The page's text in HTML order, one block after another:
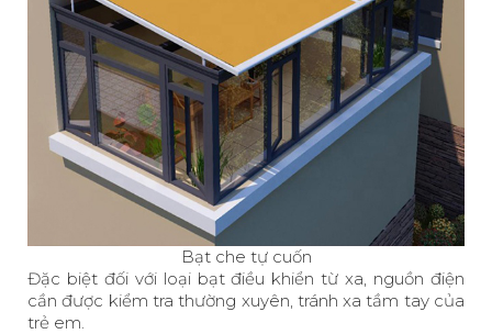
Bạt che tự cuốn
Đặc biệt đối với loại bạt điều khiển từ xa, nguồn điện
cần được kiểm tra thường xuyên, tránh xa tầm tay của
trẻ em.